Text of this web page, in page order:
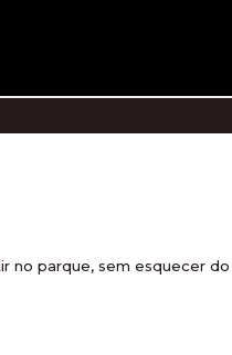
no parque, sem esquecer